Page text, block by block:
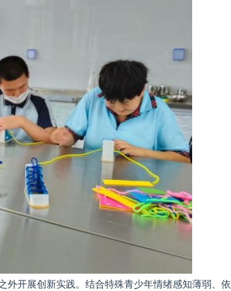
开展创新实践。结合特殊青少年情绪感知薄弱、